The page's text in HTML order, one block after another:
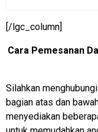
[/lgc_column]
Cara Pemesanan
Silahkan
bagian atas dan
menyediakan